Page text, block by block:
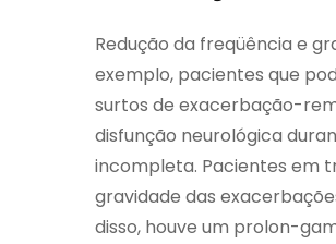
Redução da freqüência e
exemplo, pacientes que
surtos de exacerbação-
disfunção neurológica
incompleta. Pacientes em
gravidade das
disso, houve um prolon-